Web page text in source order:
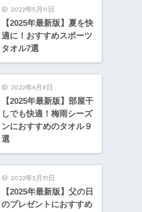
2022年5月11日
【2025年最新版】夏を快
適に！おすすめスポーツ
タオル7選
2022年4月8日
【2025年最新版】部屋干
しでも快適！梅雨シーズ
ンにおすすめのタオル９
選
2022年3月31日
【2025年最新版】父の日
のプレゼントにおすすめ